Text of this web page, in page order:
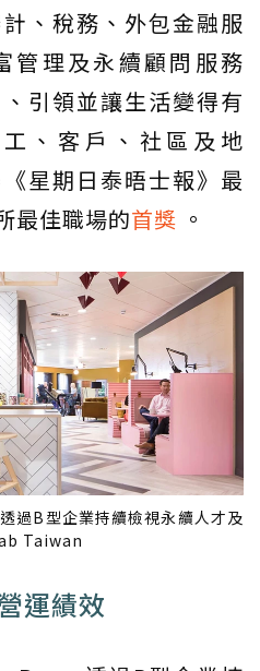
、稅務、外包金融服
管理及永續顧問服務
引領並讓生活變得有
、客戶、社區及地
星期日泰晤士報》最
最佳職場的首獎 。
過B型企業持續檢視永續人才及
Taiwan
運績效